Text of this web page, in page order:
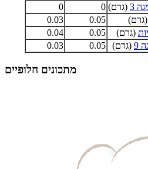
3
(גרם) 0
0
(גרם) 0.05
0.03
(גרם) 0.05
0.04
9
(גרם) 0.05
0.03
מתכונים חלופיים